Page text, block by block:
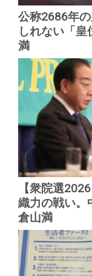
公称2686年
しれない「
満
【衆院選
織力の戦い。
倉山満